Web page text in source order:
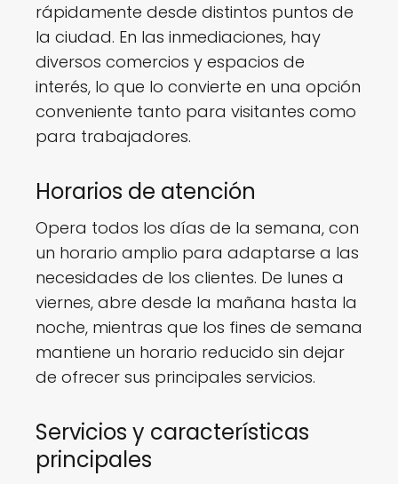
rápidamente desde distintos puntos de
la ciudad. En las inmediaciones, hay
diversos comercios y espacios de
interés, lo que lo convierte en una opción
conveniente tanto para visitantes como
para trabajadores.
Horarios de atención
Opera todos los días de la semana, con
un horario amplio para adaptarse a las
necesidades de los clientes. De lunes a
viernes, abre desde la mañana hasta la
noche, mientras que los fines de semana
mantiene un horario reducido sin dejar
de ofrecer sus principales servicios.
Servicios y características
principales